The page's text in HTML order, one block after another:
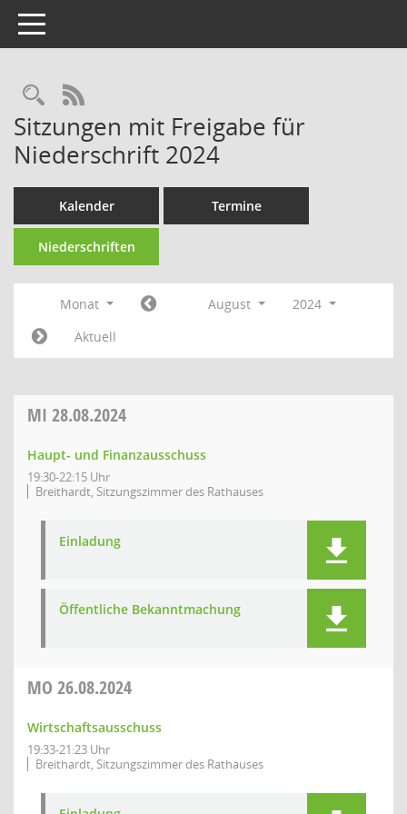
Toggle navigation
Rechercheauswahl
RSS-Feed
Sitzungen mit Freigabe für
Niederschrift 2024
Kalender Termine
Niederschriften
Monat August
2024
Aktuell
MI 28.08.2024
Haupt- und Finanzausschuss
19:30-22:15 Uhr
Breithardt, Sitzungszimmer des Rathauses
Einladung
Öffentliche Bekanntmachung
MO 26.08.2024
Wirtschaftsausschuss
19:33-21:23 Uhr
Breithardt, Sitzungszimmer des Rathauses